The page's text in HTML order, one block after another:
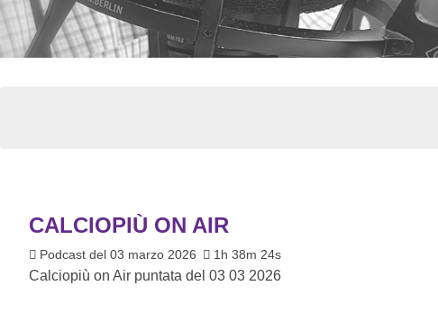
CALCIOPIÙ ON AIR
Podcast del 03 marzo 2026 1h 38m 24s
Calciopiù on Air puntata del 03 03 2026